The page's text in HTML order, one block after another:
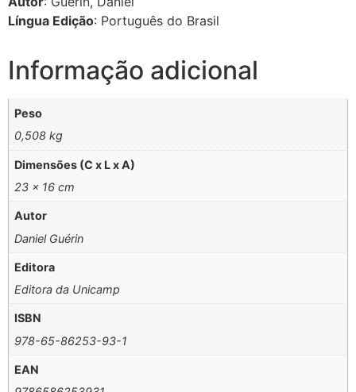
Língua Edição: Português do Brasil
Informação adicional
Peso
0,508 kg
Dimensões (C x L x A)
23 × 16 cm
Autor
Daniel Guérin
Editora
Editora da Unicamp
ISBN
978-65-86253-93-1
EAN